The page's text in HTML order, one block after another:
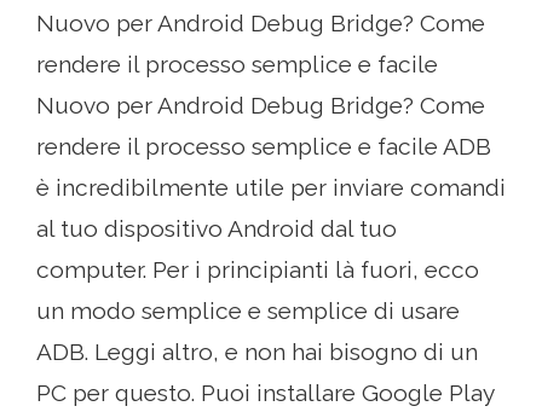
Nuovo per Android Debug Bridge? Come
rendere il processo semplice e facile
Nuovo per Android Debug Bridge? Come
rendere il processo semplice e facile ADB
è incredibilmente utile per inviare comandi
al tuo dispositivo Android dal tuo
computer. Per i principianti là fuori, ecco
un modo semplice e semplice di usare
ADB. Leggi altro, e non hai bisogno di un
PC per questo. Puoi installare Google Play